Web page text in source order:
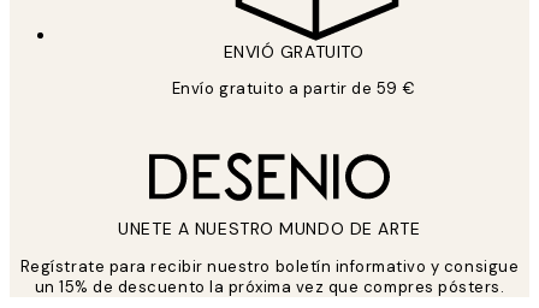
ENVIÓ GRATUITO
Envío gratuito a partir de 59 €
UNETE A NUESTRO MUNDO DE ARTE
Regístrate para recibir nuestro boletín informativo y consigue
un 15% de descuento la próxima vez que compres pósters.